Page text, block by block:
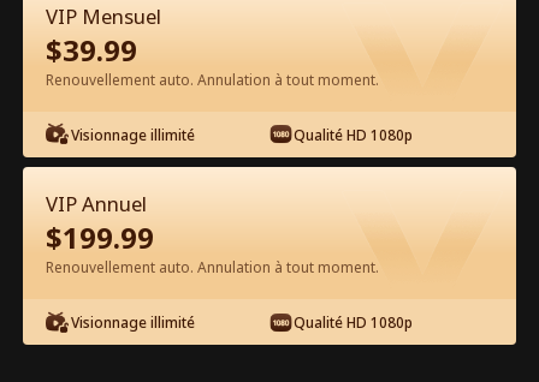
Épisode 12 - Destiné à mon Alpha
Interdit Film complet
1-50 51-60 Tous les épisodes
VIP Mensuel
$39.99
Renouvellement auto. Annulation à tout moment.
Visionnage illimité Qualité HD 1080p
VIP Annuel
$199.99
Renouvellement auto. Annulation à tout moment.
Visionnage illimité Qualité HD 1080p